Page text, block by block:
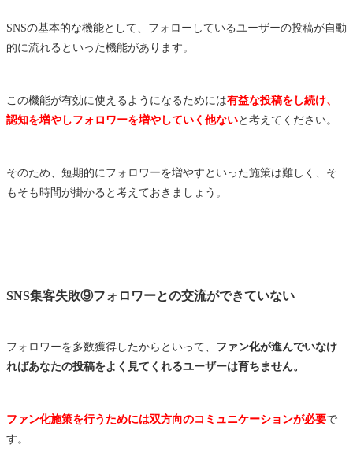
SNSの基本的な機能として、フォローしているユーザーの投稿が自動
的に流れるといった機能があります。
この機能が有効に使えるようになるためには有益な投稿をし続け、
認知を増やしフォロワーを増やしていく他ないと考えてください。
そのため、短期的にフォロワーを増やすといった施策は難しく、そ
もそも時間が掛かると考えておきましょう。
SNS集客失敗⑨フォロワーとの交流ができていない
フォロワーを多数獲得したからといって、 ファン化が進んでいなけ
ればあなたの投稿をよく見てくれるユーザーは育ちません。
ファン化施策を行うためには双方向のコミュニケーションが必要で
す。